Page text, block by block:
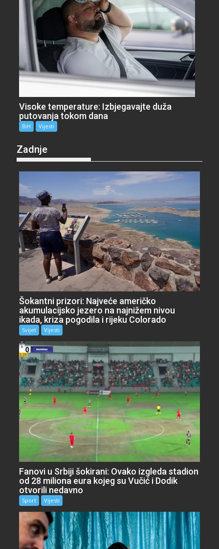
Visoke temperature: Izbjegavajte duža
putovanja tokom dana
BiH Vijesti
Zadnje
Šokantni prizori: Najveće američko
akumulacijsko jezero na najnižem nivou
ikada, kriza pogodila i rijeku Colorado
Svijet Vijesti
Fanovi u Srbiji šokirani: Ovako izgleda stadion
od 28 miliona eura kojeg su Vučić i Dodik
otvorili nedavno
Sport Vijesti